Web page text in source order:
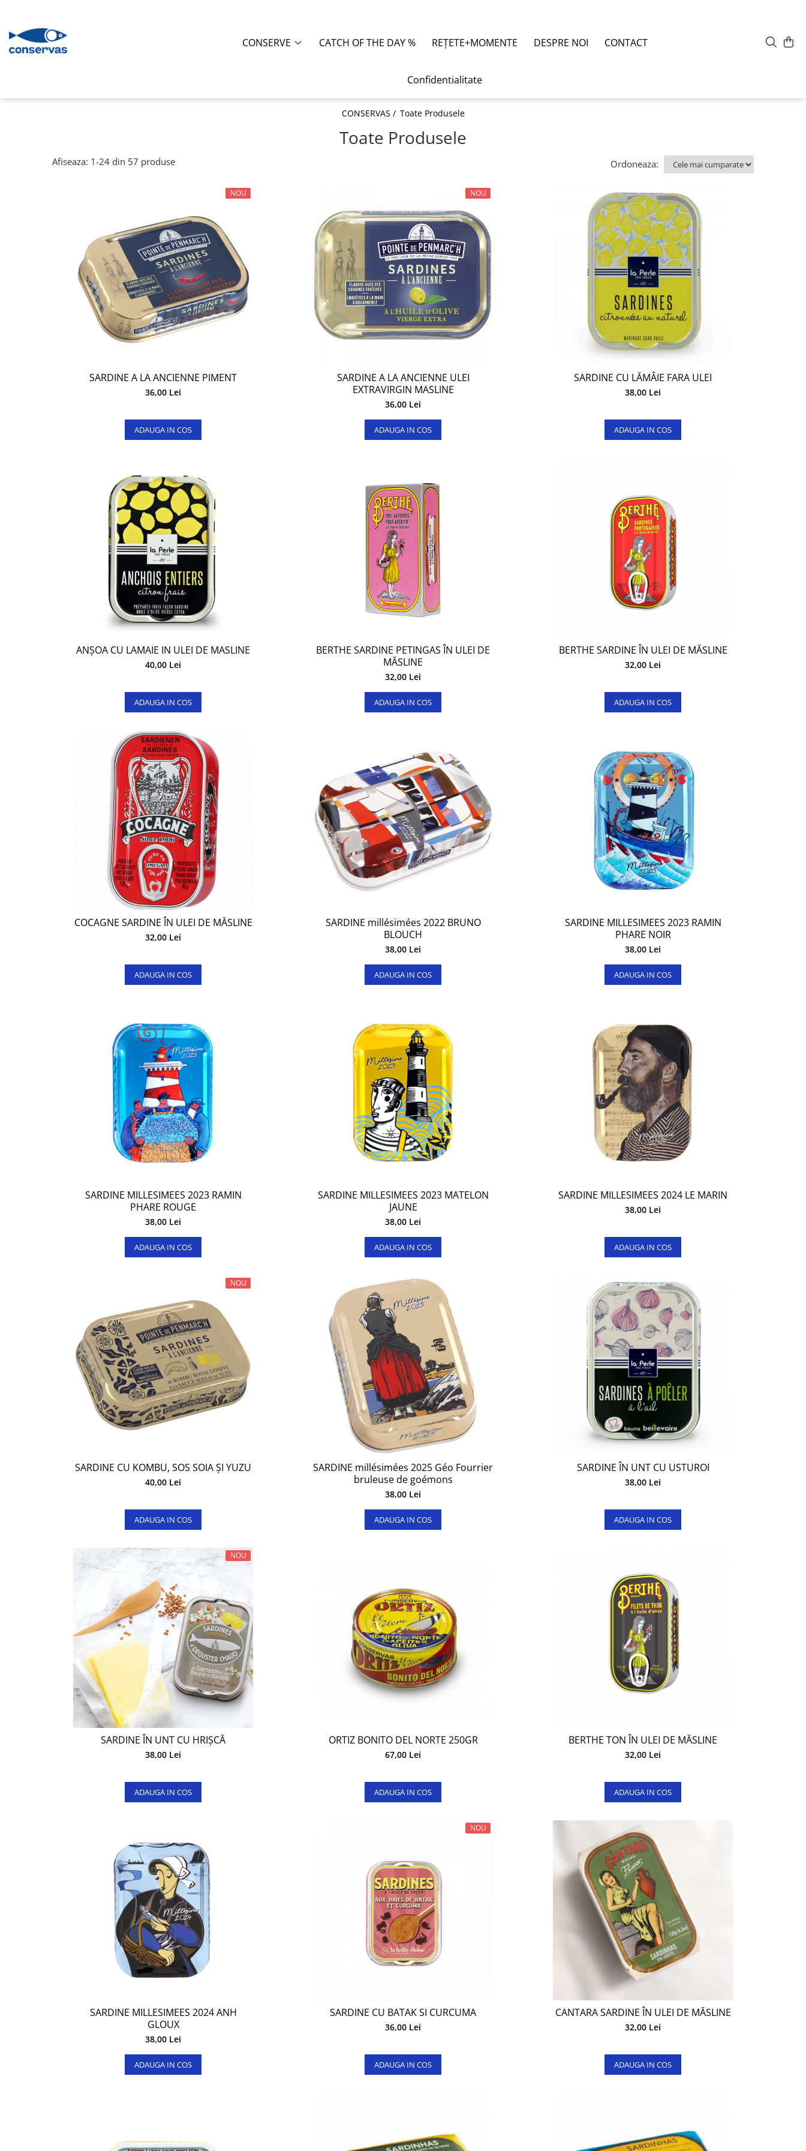
CONSERVE
FRUCTE DE MARE + ALȚI PEȘTI
CONSERVE CATCH OF THE DAY % REȚETE+MOMENTE DESPRE NOI CONTACT
Confidentialitate
CONSERVAS / Toate Produsele
Toate Produsele
Afiseaza: 1-24 din 57 produse Ordoneaza:
NOU
SARDINE A LA ANCIENNE PIMENT
36,00 Lei
ADAUGA IN COS
NOU
SARDINE A LA ANCIENNE ULEI
EXTRAVIRGIN MASLINE
36,00 Lei
ADAUGA IN COS
SARDINE CU LĂMÂIE FARA ULEI
38,00 Lei
ADAUGA IN COS
ANȘOA CU LAMAIE IN ULEI DE MASLINE
40,00 Lei
ADAUGA IN COS
BERTHE SARDINE PETINGAS ÎN ULEI DE
MĂSLINE
32,00 Lei
ADAUGA IN COS
BERTHE SARDINE ÎN ULEI DE MĂSLINE
32,00 Lei
ADAUGA IN COS
COCAGNE SARDINE ÎN ULEI DE MĂSLINE
32,00 Lei
ADAUGA IN COS
SARDINE millésimées 2022 BRUNO
BLOUCH
38,00 Lei
ADAUGA IN COS
SARDINE MILLESIMEES 2023 RAMIN
PHARE NOIR
38,00 Lei
ADAUGA IN COS
SARDINE MILLESIMEES 2023 RAMIN
PHARE ROUGE
38,00 Lei
ADAUGA IN COS
SARDINE MILLESIMEES 2023 MATELON
JAUNE
38,00 Lei
ADAUGA IN COS
SARDINE MILLESIMEES 2024 LE MARIN
38,00 Lei
ADAUGA IN COS
NOU
SARDINE CU KOMBU, SOS SOIA ȘI YUZU
40,00 Lei
ADAUGA IN COS
SARDINE millésimées 2025 Géo Fourrier
bruleuse de goémons
38,00 Lei
ADAUGA IN COS
SARDINE ÎN UNT CU USTUROI
38,00 Lei
ADAUGA IN COS
NOU
SARDINE ÎN UNT CU HRIȘCĂ
38,00 Lei
ADAUGA IN COS
ORTIZ BONITO DEL NORTE 250GR
67,00 Lei
ADAUGA IN COS
BERTHE TON ÎN ULEI DE MĂSLINE
32,00 Lei
ADAUGA IN COS
SARDINE MILLESIMEES 2024 ANH
GLOUX
38,00 Lei
ADAUGA IN COS
NOU
SARDINE CU BATAK SI CURCUMA
36,00 Lei
ADAUGA IN COS
CANTARA SARDINE ÎN ULEI DE MĂSLINE
32,00 Lei
ADAUGA IN COS